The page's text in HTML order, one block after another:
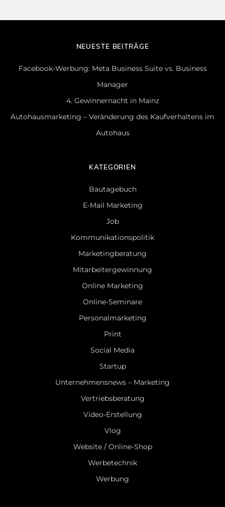
NEUESTE BEITRÄGE
Facebook-Werbung: Meta Business Suite vs. Business
Manager
4. Gewinnernacht in Mainz
Autohausmarketing – Veränderung des Kaufverhaltens im
Autohaus
KATEGORIEN
Bautagebuch
E-Mail Marketing
Job
Kommunikationspolitik
Marketingberatung
Mitarbeitergewinnung
Online Marketing
Online-Seminare
Personalmarketing
Print
Social Media
Startup
Unternehmensnews – Marketing
Vertriebsberatung
Video-Erstellung
Vlog
Website / Online-Shop
Werbetechnik
Werbung